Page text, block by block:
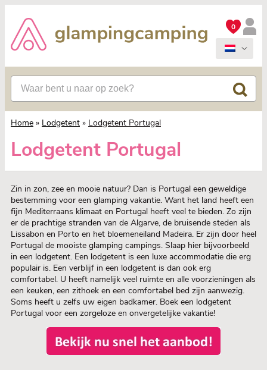
0
Home » Lodgetent » Lodgetent Portugal
Lodgetent Portugal
Zin in zon, zee en mooie natuur? Dan is Portugal een geweldige
bestemming voor een glamping vakantie. Want het land heeft een
fijn Mediterraans klimaat en Portugal heeft veel te bieden. Zo zijn
er de prachtige stranden van de Algarve, de bruisende steden als
Lissabon en Porto en het bloemeneiland Madeira. Er zijn door heel
Portugal de mooiste glamping campings. Slaap hier bijvoorbeeld
in een lodgetent. Een lodgetent is een luxe accommodatie die erg
populair is. Een verblijf in een lodgetent is dan ook erg
comfortabel. U heeft namelijk veel ruimte en alle voorzieningen als
een keuken, een zithoek en een comfortabel bed zijn aanwezig.
Soms heeft u zelfs uw eigen badkamer. Boek een lodgetent
Portugal voor een zorgeloze en onvergetelijke vakantie!